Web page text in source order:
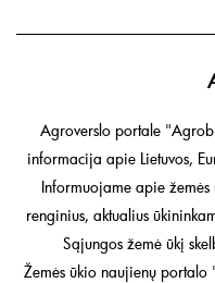
Agroverslo portale
informacija apie Lietuvos,
Informuojame apie
renginius, aktualius
Sąjungos žemė ūkį
Žemės ūkio naujienų